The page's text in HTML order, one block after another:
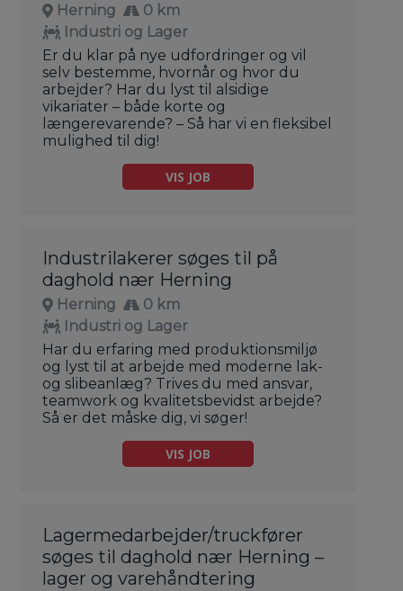
Herning
0 km
Industri og Lager
Er du klar på nye udfordringer og vil
selv bestemme, hvornår og hvor du
arbejder? Har du lyst til alsidige
vikariater – både korte og
længerevarende? – Så har vi en fleksibel
mulighed til dig!
VIS JOB
Industrilakerer søges til på
daghold nær Herning
Herning
0 km
Industri og Lager
Har du erfaring med produktionsmiljø
og lyst til at arbejde med moderne lak-
og slibeanlæg? Trives du med ansvar,
teamwork og kvalitetsbevidst arbejde?
Så er det måske dig, vi søger!
VIS JOB
Lagermedarbejder/truckfører
søges til daghold nær Herning –
lager og varehåndtering